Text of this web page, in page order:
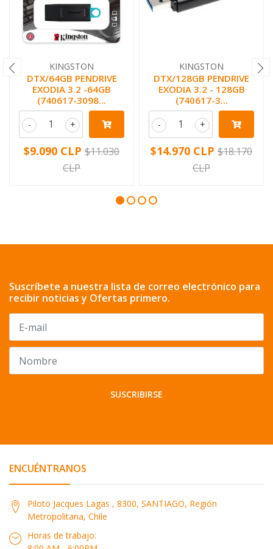
KINGSTON
DTX/64GB PENDRIVE
EXODIA 3.2 -64GB
(740617-3098...
+
-
$9.090 CLP $11.030
CLP
KINGSTON
DTX/128GB PENDRIVE
EXODIA 3.2 - 128GB
(740617-3...
+
-
$14.970 CLP $18.170
CLP
Suscríbete a nuestra lista de correo electrónico para
recibir noticias y Ofertas primero.
SUSCRIBIRSE
ENCUÉNTRANOS
Piloto Jacques Lagas , 8300, SANTIAGO, Región
Metropolitana, Chile
Horas de trabajo: